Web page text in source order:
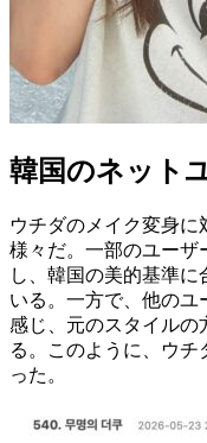
韓国のネット
ウチダのメイク変身
様々だ。一部のユーザ
し、韓国の美的基準
いる。一方で、他のユ
感じ、元のスタイルの
る。このように、ウ
った。